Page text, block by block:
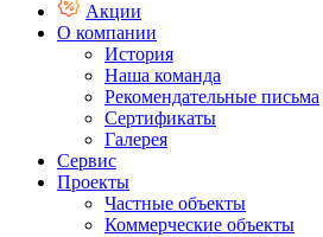
Акции
О компании
История
Наша команда
Рекомендательные письма
Сертификаты
Галерея
Сервис
Проекты
Частные объекты
Коммерческие объекты